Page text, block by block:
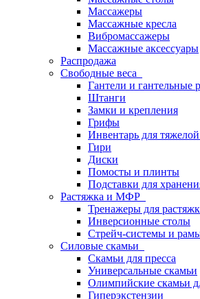
Массажеры
Массажные кресла
Вибромассажеры
Массажные аксессуары
Распродажа
Свободные веса
Гантели и гантельные
Штанги
Замки и крепления
Грифы
Инвентарь для
Гири
Диски
Помосты и плинты
Подставки для
Растяжка и МФР
Тренажеры для
Инверсионные столы
Стрейч-системы и
Силовые скамьи
Скамьи для пресса
Универсальные скамьи
Олимпийские скамьи
Гиперэкстензии